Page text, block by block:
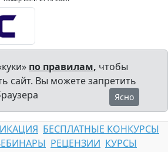
по правилам, чтобы
сайт. Вы можете запретить
Ясно
БЕСПЛАТНЫЕ КОНКУРСЫ
РЕЦЕНЗИИ КУРСЫ